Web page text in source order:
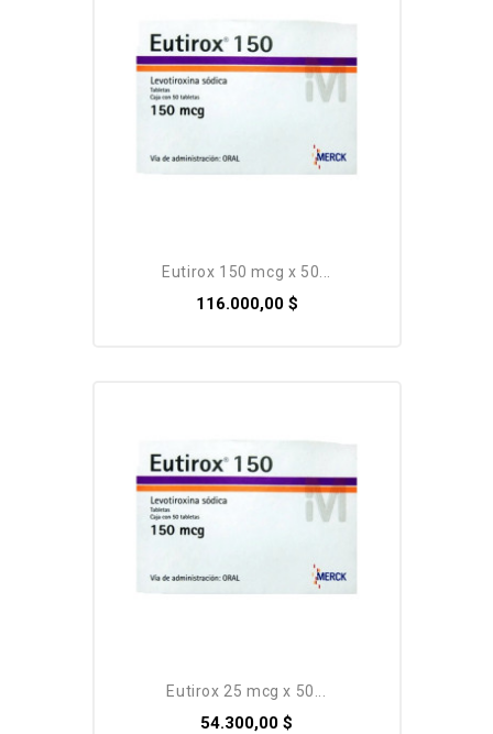
eutirox 150 mcg x 50...
116.000,00 $
eutirox 25 mcg x 50...
54.300,00 $